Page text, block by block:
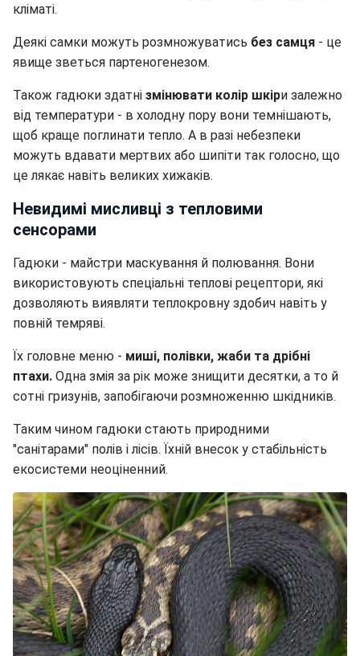
кліматі.
Деякі самки можуть розмножуватись без самця - це
явище зветься партеногенезом.
Також гадюки здатні змінювати колір шкіри залежно
від температури - в холодну пору вони темнішають,
щоб краще поглинати тепло. А в разі небезпеки
можуть вдавати мертвих або шипіти так голосно, що
це лякає навіть великих хижаків.
Невидимі мисливці з тепловими
сенсорами
Гадюки - майстри маскування й полювання. Вони
використовують спеціальні теплові рецептори, які
дозволяють виявляти теплокровну здобич навіть у
повній темряві.
Їх головне меню - миші, полівки, жаби та дрібні
птахи. Одна змія за рік може знищити десятки, а то й
сотні гризунів, запобігаючи розмноженню шкідників.
Таким чином гадюки стають природними
"санітарами" полів і лісів. Їхній внесок у стабільність
екосистеми неоціненний.